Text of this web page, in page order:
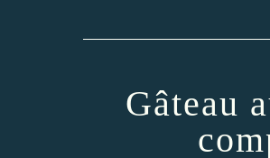
Gâteau